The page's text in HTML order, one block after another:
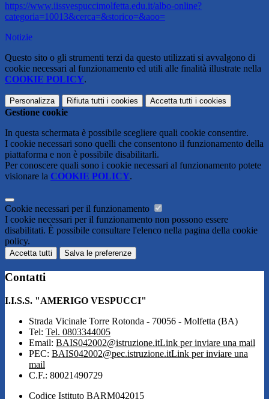
https://www.iissvespuccimolfetta.edu.it/albo-online?
categoria=10013&cerca=&storico=&aoo=
Notizie
Questo sito o gli strumenti terzi da questo utilizzati si avvalgono di
cookie necessari al funzionamento ed utili alle finalità illustrate nella
COOKIE POLICY.
Personalizza Rifiuta tutti i cookies Accetta tutti i cookies
Gestione cookie
In questa schermata è possibile scegliere quali cookie consentire.
I cookie necessari sono quelli che consentono il funzionamento della
piattaforma e non è possibile disabilitarli.
Per conoscere quali sono i cookie necessari al funzionamento potete
visionare la COOKIE POLICY.
Cookie necessari per il funzionamento
I cookie necessari per il funzionamento non possono essere
disabilitati. È possibile consultare l'elenco nella pagina della cookie
policy.
Accetta tutti Salva le preferenze
Contatti
I.I.S.S. "AMERIGO VESPUCCI"
Strada Vicinale Torre Rotonda - 70056 - Molfetta (BA)
Tel: Tel. 0803344005
Email: BAIS042002@istruzione.itLink per inviare una mail
PEC: BAIS042002@pec.istruzione.itLink per inviare una
mail
C.F.: 80021490729
Codice Istituto BARM042015